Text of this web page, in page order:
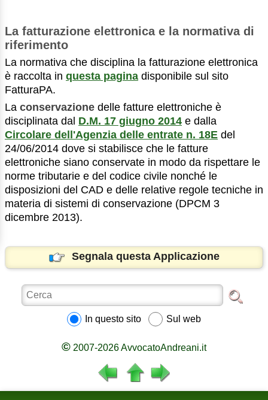
La fatturazione elettronica e la normativa di
riferimento
La normativa che disciplina la fatturazione elettronica
è raccolta in questa pagina disponibile sul sito
FatturaPA.
La conservazione delle fatture elettroniche è
disciplinata dal D.M. 17 giugno 2014 e dalla
Circolare dell'Agenzia delle entrate n. 18E del
24/06/2014 dove si stabilisce che le fatture
elettroniche siano conservate in modo da rispettare le
norme tributarie e del codice civile nonché le
disposizioni del CAD e delle relative regole tecniche in
materia di sistemi di conservazione (DPCM 3
dicembre 2013).
Segnala questa Applicazione
In questo sito Sul web
© 2007-2026 AvvocatoAndreani.it